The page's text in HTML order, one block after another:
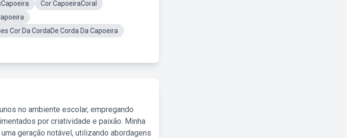
Cor CapoeiraCoral
Cor Da CordaDe Corda Da Capoeira
no ambiente escolar, empregando
por criatividade e paixão. Minha
geração notável, utilizando abordagens